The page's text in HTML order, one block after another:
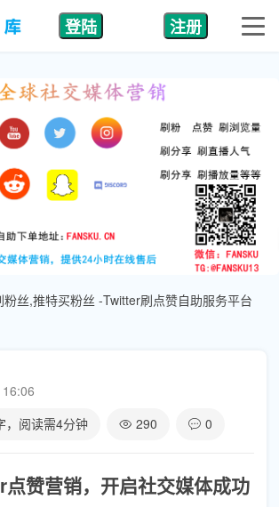
登陆 注册
粉丝,推特买粉丝 -Twitter刷点赞自助服务平台
，阅读需4分钟 290 0
赞营销，开启社交媒体成功